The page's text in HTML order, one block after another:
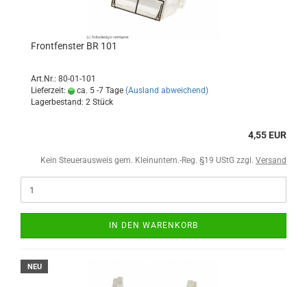
Frontfenster BR 101
Art.Nr.: 80-01-101
Lieferzeit:
ca. 5 -7 Tage (Ausland abweichend)
Lagerbestand: 2 Stück
4,55 EUR
Kein Steuerausweis gem. Kleinuntern.-Reg. §19 UStG zzgl. Versand
IN DEN WARENKORB
NEU